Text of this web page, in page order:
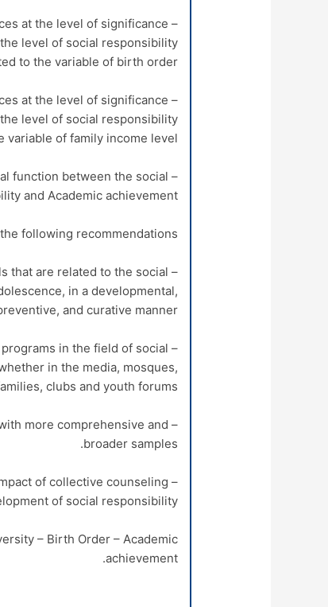
at the level of significance
level of social responsibility
to the variable of birth order.
at the level of significance
level of social responsibility
variable of family income level.
function between the social
and Academic achievement.
following recommendations:
that are related to the social
in a developmental,
and curative manner.
programs in the field of social
in the media, mosques,
clubs and youth forums.
more comprehensive and
broader samples.
of collective counseling
of social responsibility.
– Birth Order – Academic
achievement.